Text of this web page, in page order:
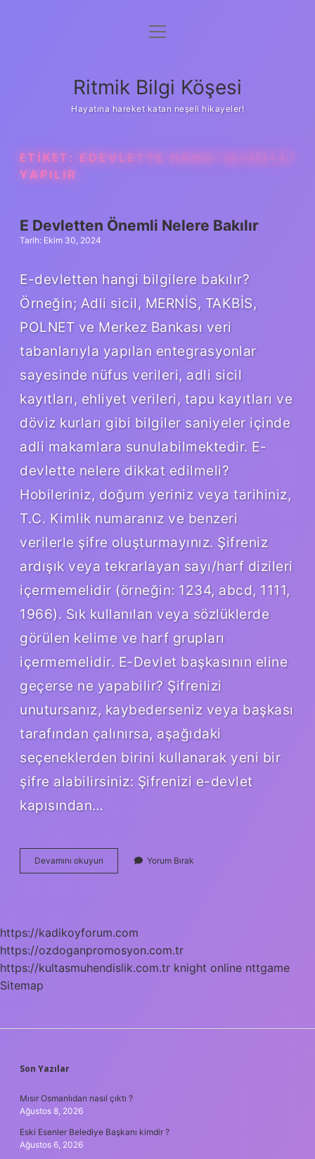
Anasayfa
Yasal Uyarı
menüyü
Ritmik Bilgi Köşesi
Hayatına hareket katan neşeli hikayeler!
ETIKET: EDEVLETTE HANGI IŞLEMLER
YAPILIR
E Devletten Önemli Nelere Bakılır
Tarih: Ekim 30, 2024
E-devletten hangi bilgilere bakılır?
Örneğin; Adli sicil, MERNİS, TAKBİS,
POLNET ve Merkez Bankası veri
tabanlarıyla yapılan entegrasyonlar
sayesinde nüfus verileri, adli sicil
kayıtları, ehliyet verileri, tapu kayıtları ve
döviz kurları gibi bilgiler saniyeler içinde
adli makamlara sunulabilmektedir. E-
devlette nelere dikkat edilmeli?
Hobileriniz, doğum yeriniz veya tarihiniz,
T.C. Kimlik numaranız ve benzeri
verilerle şifre oluşturmayınız. Şifreniz
ardışık veya tekrarlayan sayı/harf dizileri
içermemelidir (örneğin: 1234, abcd, 1111,
1966). Sık kullanılan veya sözlüklerde
görülen kelime ve harf grupları
içermemelidir. E-Devlet başkasının eline
geçerse ne yapabilir? Şifrenizi
unutursanız, kaybederseniz veya başkası
tarafından çalınırsa, aşağıdaki
seçeneklerden birini kullanarak yeni bir
şifre alabilirsiniz: Şifrenizi e-devlet
kapısından…
Devamını okuyun
Devletten
Yorum Bırak
https://kadikoyforum.com
https://ozdoganpromosyon.com.tr
https://kultasmuhendislik.com.tr knight online nttgame
Sitemap
SIDEBAR
Son Yazılar
Mısır Osmanlıdan nasıl çıktı ?
Ağustos 8, 2026
Eski Esenler Belediye Başkanı kimdir ?
Ağustos 6, 2026